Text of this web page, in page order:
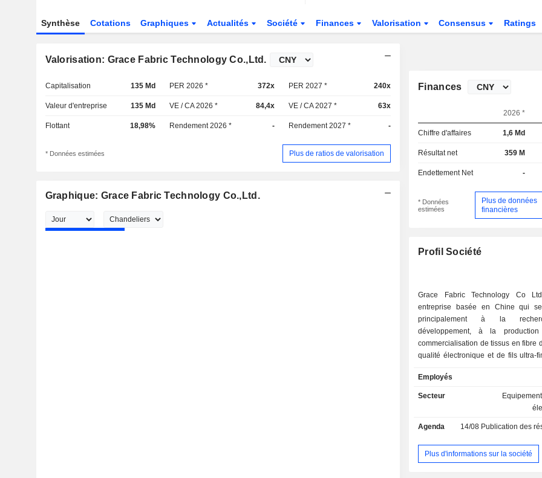
Synthèse Cotations Graphiques Actualités Société Finances Valorisation Consensus Ratings
Valorisation: Grace Fabric Technology Co.,Ltd.
Capitalisation 135 Md PER 2026 * 372x PER 2027 * 240x
Valeur d'entreprise 135 Md VE / CA 2026 * 84,4x VE / CA 2027 * 63x
Flottant 18,98% Rendement 2026 * - Rendement 2027 * -
* Données estimées Plus de ratios de valorisation
Graphique: Grace Fabric Technology Co.,Ltd.
Finances
2026 *
Chiffre d'affaires 1,6 Md
Résultat net 359 M
Endettement Net -
* Données
estimées
Plus de données
financières
Profil Société
Grace Fabric Technology Co
entreprise basée en Chine qui
principalement à la
développement, à la
commercialisation de tissus en fibre
qualité électronique et de fils ultra-
la société sont principalement
produits électroniques de haute
que les smartphones, les
de base de la technologie de
automobiles, l'électronique grand
contrôle industriel,
Employés
Secteur
Agenda 14/08 Publication des résultats
Plus d'informations sur la société